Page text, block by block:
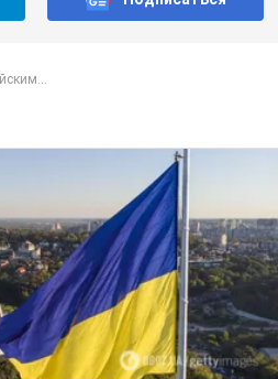
версия гимна
Российская
в школе
являются только первый куплет